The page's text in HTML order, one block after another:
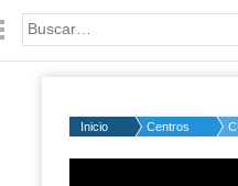
Palabra o frase:
Inicio Centros